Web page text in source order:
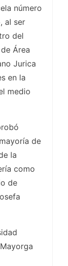
número
al ser
del
Área
Jurica
en la
medio
de
la
como
de